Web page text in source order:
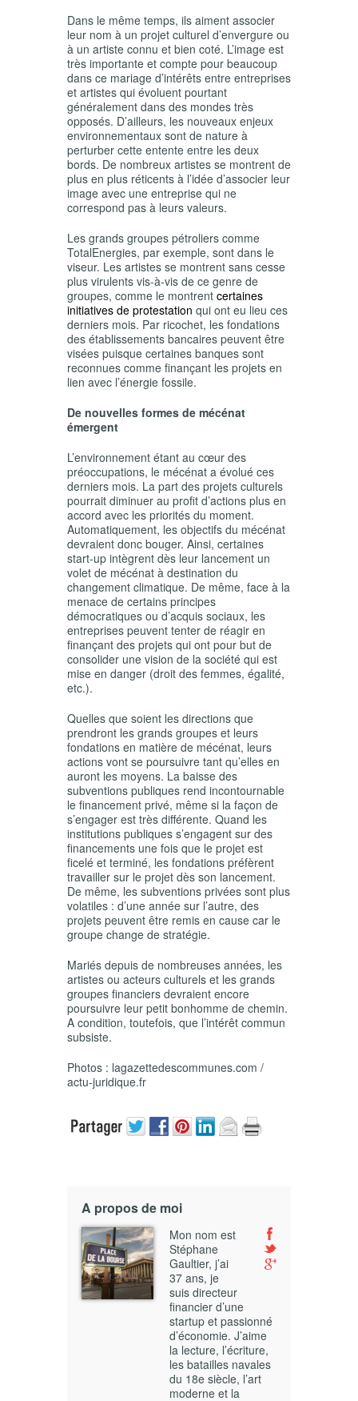
Dans le même temps, ils aiment associer
leur nom à un projet culturel d’envergure ou
à un artiste connu et bien coté. L’image est
très importante et compte pour beaucoup
dans ce mariage d’intérêts entre entreprises
et artistes qui évoluent pourtant
généralement dans des mondes très
opposés. D’ailleurs, les nouveaux enjeux
environnementaux sont de nature à
perturber cette entente entre les deux
bords. De nombreux artistes se montrent de
plus en plus réticents à l’idée d’associer leur
image avec une entreprise qui ne
correspond pas à leurs valeurs.
Les grands groupes pétroliers comme
TotalEnergies, par exemple, sont dans le
viseur. Les artistes se montrent sans cesse
plus virulents vis-à-vis de ce genre de
groupes, comme le montrent certaines
initiatives de protestation qui ont eu lieu ces
derniers mois. Par ricochet, les fondations
des établissements bancaires peuvent être
visées puisque certaines banques sont
reconnues comme finançant les projets en
lien avec l’énergie fossile.
De nouvelles formes de mécénat
émergent
L’environnement étant au cœur des
préoccupations, le mécénat a évolué ces
derniers mois. La part des projets culturels
pourrait diminuer au profit d’actions plus en
accord avec les priorités du moment.
Automatiquement, les objectifs du mécénat
devraient donc bouger. Ainsi, certaines
start-up intègrent dès leur lancement un
volet de mécénat à destination du
changement climatique. De même, face à la
menace de certains principes
démocratiques ou d’acquis sociaux, les
entreprises peuvent tenter de réagir en
finançant des projets qui ont pour but de
consolider une vision de la société qui est
mise en danger (droit des femmes, égalité,
etc.).
Quelles que soient les directions que
prendront les grands groupes et leurs
fondations en matière de mécénat, leurs
actions vont se poursuivre tant qu’elles en
auront les moyens. La baisse des
subventions publiques rend incontournable
le financement privé, même si la façon de
s’engager est très différente. Quand les
institutions publiques s’engagent sur des
financements une fois que le projet est
ficelé et terminé, les fondations préfèrent
travailler sur le projet dès son lancement.
De même, les subventions privées sont plus
volatiles : d’une année sur l’autre, des
projets peuvent être remis en cause car le
groupe change de stratégie.
Mariés depuis de nombreuses années, les
artistes ou acteurs culturels et les grands
groupes financiers devraient encore
poursuivre leur petit bonhomme de chemin.
A condition, toutefois, que l’intérêt commun
subsiste.
Photos : lagazettedescommunes.com /
actu-juridique.fr
A propos de moi
Mon nom est
Stéphane
Gaultier, j’ai
37 ans, je
suis directeur
financier d’une
startup et passionné
d’économie. J’aime
la lecture, l’écriture,
les batailles navales
du 18e siècle, l’art
moderne et la